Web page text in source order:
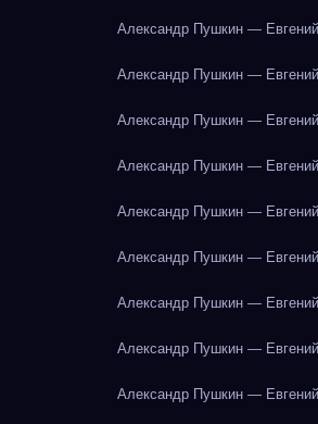
Александр Пушкин —
Александр Пушкин —
Александр Пушкин —
Александр Пушкин —
Александр Пушкин —
Александр Пушкин —
Александр Пушкин —
Александр Пушкин —
Александр Пушкин —